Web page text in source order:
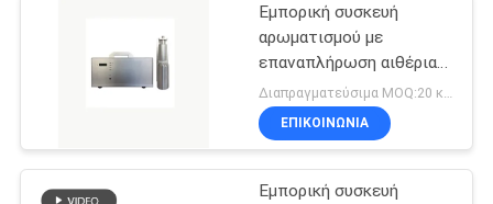
Εμπορική συσκευή
αρωματισμού με
επαναπλήρωση αιθέριας
ύλης
ΕΠΙΚΟΙΝΩΝΊΑ
Εμπορική συσκευή